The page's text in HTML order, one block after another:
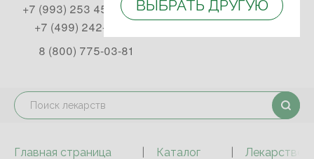
ВЫБРАТЬ ДРУГУЮ
+7 (993) 253 45 93
+7 (499) 242-90-85
8 (800) 775-03-81
Главная страница Каталог